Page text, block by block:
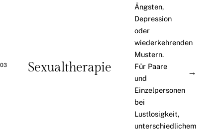
Ängsten,
Depression
oder
wiederkehrenden
Mustern.
03 Sexualtherapie
Für Paare
und
Einzelpersonen
bei
Lustlosigkeit,
unterschiedlichem
→